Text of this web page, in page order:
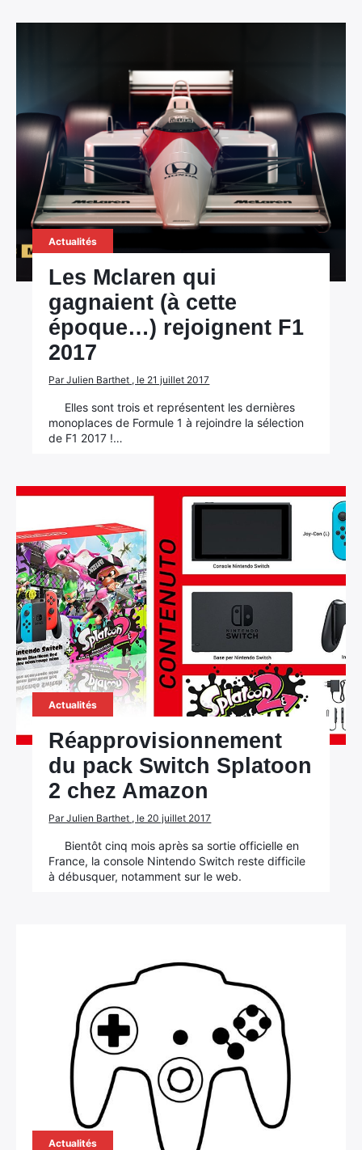
Actualités
Les Mclaren qui
gagnaient (à cette
époque…) rejoignent F1
2017
Par Julien Barthet , le 21 juillet 2017
Elles sont trois et représentent les dernières
monoplaces de Formule 1 à rejoindre la sélection
de F1 2017 !…
Actualités
Réapprovisionnement
du pack Switch Splatoon
2 chez Amazon
Par Julien Barthet , le 20 juillet 2017
Bientôt cinq mois après sa sortie officielle en
France, la console Nintendo Switch reste difficile
à débusquer, notamment sur le web.
Actualités
×
Rechercher
: